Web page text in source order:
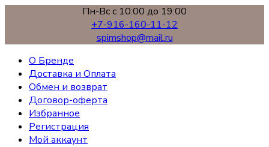
Пн-Вс с 10:00 до 19:00
+7-916-160-11-12
spimshop@mail.ru
О Бренде
Доставка и Оплата
Обмен и возврат
Договор-оферта
Избранное
Регистрация
Мой аккаунт